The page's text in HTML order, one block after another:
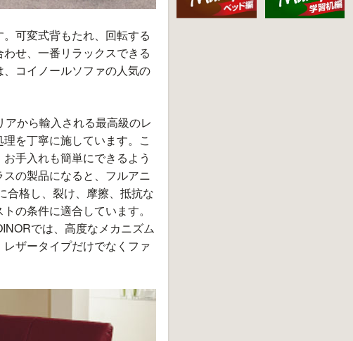
可変式背もたれ、回転する
せ、一番リラックスできる
コイノールソファの人気の
から輸入される最高級のレ
を丁寧に施しています。こ
手入れも簡単にできるよう
の製品になると、フルアニ
合格し、裂け、摩擦、抵抗な
の条件に適合しています。
では、高度なメカニズム
ザータイプだけでなくファ